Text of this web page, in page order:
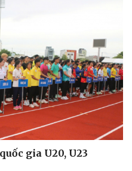
gia U20, U23